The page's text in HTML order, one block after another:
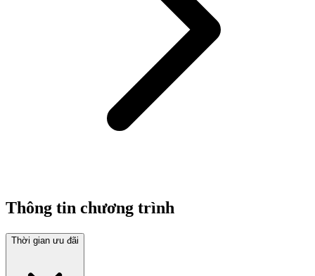
Thông tin chương trình
Thời gian ưu đãi